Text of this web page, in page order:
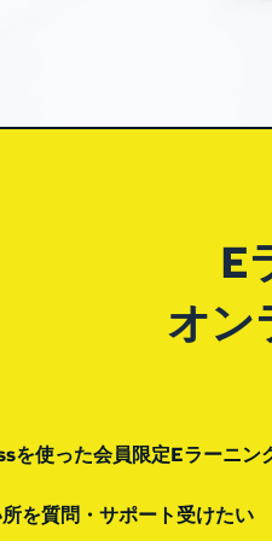
E
オン
使った会員限定Eラーニン
を質問・サポート受けたい